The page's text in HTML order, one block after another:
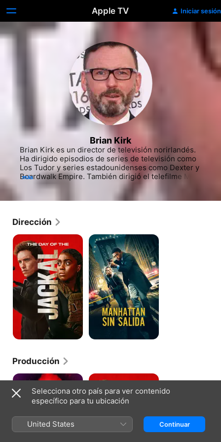
Apple TV Iniciar sesión
Brian Kirk
Brian Kirk es un director de televisión norirlandés.
Ha dirigido episodios de series de televisión como
Los Tudor y series estadounidenses como Dexter y
Boardwalk Empire. También dirigió el telefilme My
Boy Jack, protagonizado por Daniel Radcliffe y
basado en la obra del mismo nombre.
más
Dirección
Chacal
Manhattan
sin
salida
Producción
Furious Chacal
Selecciona otro país para ver contenido
específico para tu ubicación
United States Continuar